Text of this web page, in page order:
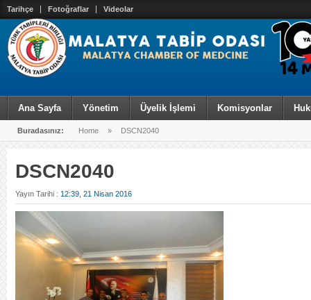
Tarihçe Fotoğraflar Videolar
Ana Sayfa Yönetim Üyelik İşlemi Komisyonlar
Buradasınız: Home » DSCN2040
DSCN2040
Yayın Tarihi : 12:39, 21 Nisan 2016